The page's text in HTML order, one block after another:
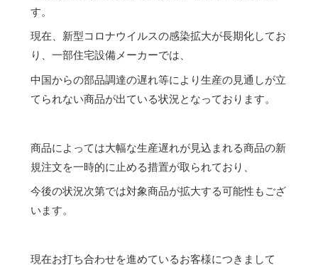
す。
現在、新型コロナウイルスの感染拡大が長期化してお
り、一部住宅設備メーカーでは、
中国からの部品調達の遅れ等により生産の見通しが立
てられない商品が出ている状況となっております。
商品によっては大幅な生産遅れが見込まれる商品の新
規注文を一時的に止める措置が取られており、
今後の状況次第では対象商品が拡大する可能性もござ
います。
現在お打ち合わせを進めているお客様につきまして